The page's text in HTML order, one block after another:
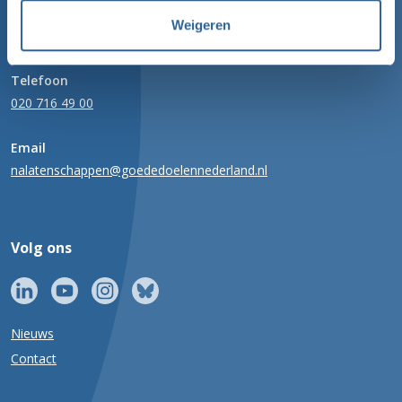
Weigeren
Telefoon
020 716 49 00
Email
nalatenschappen@goededoelennederland.nl
Volg ons
Nieuws
Contact